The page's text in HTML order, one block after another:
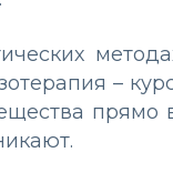
–
прямо